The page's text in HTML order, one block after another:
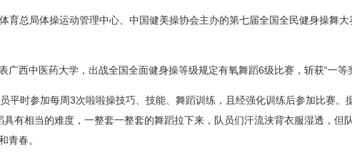
育总局体操运动管理中心、中国健美操协会主办的第七届全国全民健身操舞
广西中医药大学，出战全国全面健身操等级规定有氧舞蹈6级比赛，斩获“一等
平时参加每周3次啦啦操技巧、技能、舞蹈训练，且经强化训练后参加比赛。
有相当的难度，一整套一整套的舞蹈拉下来，队员们汗流浃背衣服湿透，但
青春。